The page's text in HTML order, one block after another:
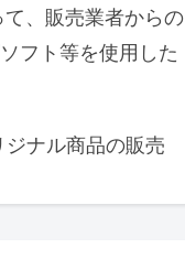
、販売業者からの
フト等を使用した
ナル商品の販売